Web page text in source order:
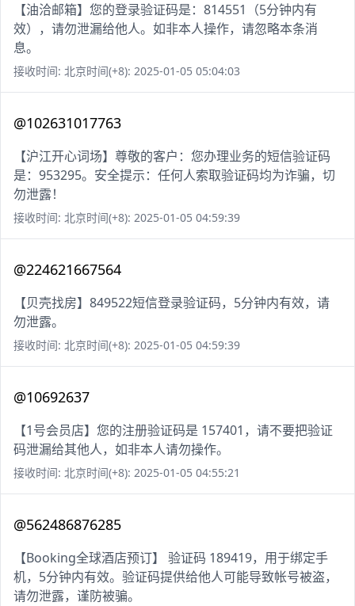
【油洽邮箱】您的登录验证码是：814551（5分钟内有
效），请勿泄漏给他人。如非本人操作，请忽略本条消
息。
接收时间: 北京时间(+8): 2025-01-05 05:04:03
@102631017763
【沪江开心词场】尊敬的客户：您办理业务的短信验证码
是：953295。安全提示：任何人索取验证码均为诈骗，切
勿泄露！
接收时间: 北京时间(+8): 2025-01-05 04:59:39
@224621667564
【贝壳找房】849522短信登录验证码，5分钟内有效，请
勿泄露。
接收时间: 北京时间(+8): 2025-01-05 04:59:39
@10692637
【1号会员店】您的注册验证码是 157401，请不要把验证
码泄漏给其他人，如非本人请勿操作。
接收时间: 北京时间(+8): 2025-01-05 04:55:21
@562486876285
【Booking全球酒店预订】 验证码 189419，用于绑定手
机，5分钟内有效。验证码提供给他人可能导致帐号被盗，
请勿泄露，谨防被骗。